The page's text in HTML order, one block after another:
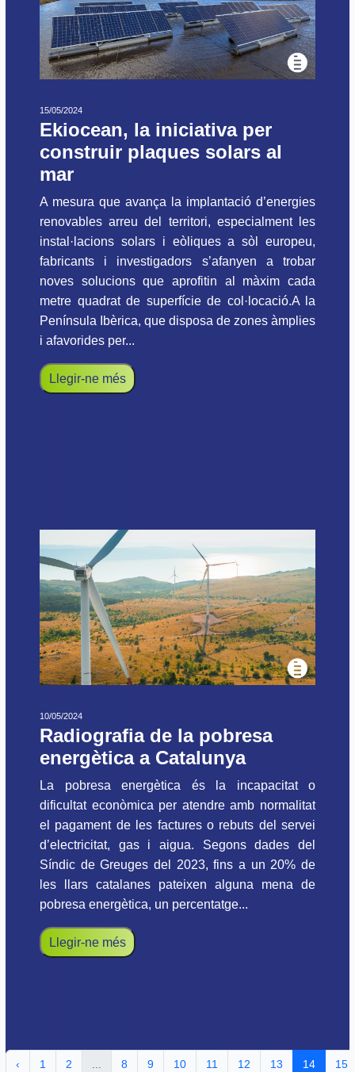
15/05/2024
Ekiocean, la iniciativa per
construir plaques solars al
mar
A mesura que avança la implantació d’energies
renovables arreu del territori, especialment les
instal·lacions solars i eòliques a sòl europeu,
fabricants i investigadors s’afanyen a trobar
noves solucions que aprofitin al màxim cada
metre quadrat de superfície de col·locació.A la
Península Ibèrica, que disposa de zones àmplies
i afavorides per...
Llegir-ne més
10/05/2024
Radiografia de la pobresa
energètica a Catalunya
La pobresa energètica és la incapacitat o
dificultat econòmica per atendre amb normalitat
el pagament de les factures o rebuts del servei
d’electricitat, gas i aigua. Segons dades del
Síndic de Greuges del 2023, fins a un 20% de
les llars catalanes pateixen alguna mena de
pobresa energètica, un percentatge...
Llegir-ne més
‹ 1 2 8 9 10 11 12 13 14 15